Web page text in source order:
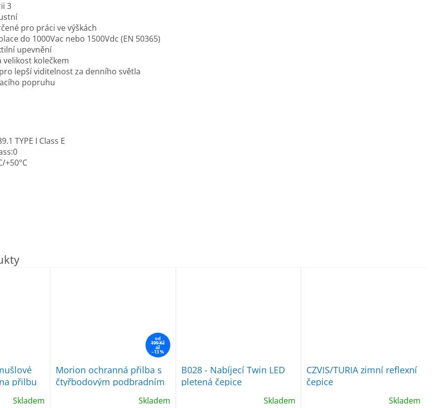
3
pro práci ve výškách
do 1000Vac nebo 1500Vdc (EN 50365)
upevnění
velikost kolečkem
lepší viditelnost za denního světla
popruhu
TYPE I Class E
+50°C
přilbu
Skladem
od
199 Kč
až
–13 %
Morion ochranná přilba s
čtyřbodovým podbradním
Skladem
B028 - Nabíjecí Twin LED
pletená čepice
Skladem
CZVIS/TURIA zimní reflexní
čepice
Skladem